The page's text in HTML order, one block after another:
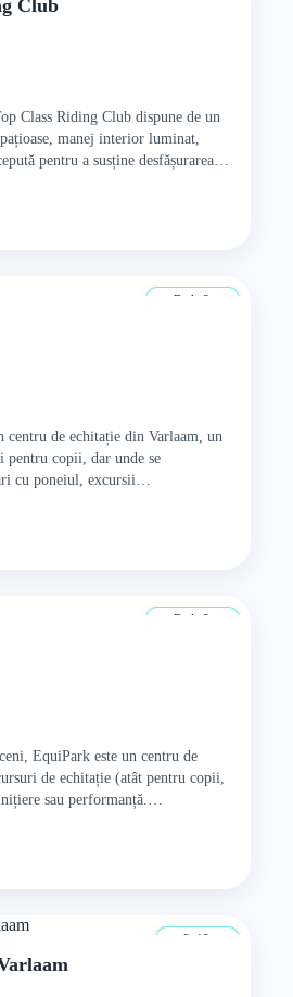
Club
Class Riding Club dispune de un
manej interior luminat,
pentru a susține desfășurarea…
De la 8 ani
centru de echitație din Varlaam, un
pentru copii, dar unde se
cu poneiul, excursii…
De la 8 ani
EquiPark este un centru de
de echitație (atât pentru copii,
sau performanță.…
3–12 ani